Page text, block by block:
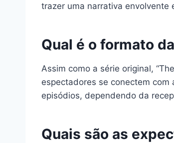
trazer uma narrativa envolvente
Qual é o formato
Assim como a série original,
espectadores se conectem
episódios, dependendo da
Quais são as